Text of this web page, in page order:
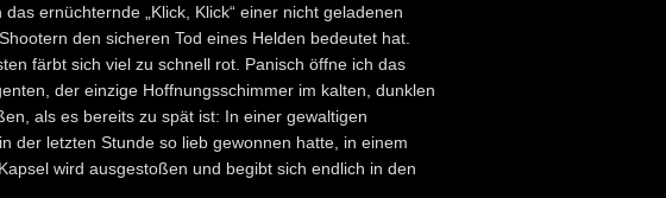
ernüchternde „Klick, Klick“ einer nicht geladenen
den sicheren Tod eines Helden bedeutet hat.
färbt sich viel zu schnell rot. Panisch öffne ich das
der einzige Hoffnungsschimmer im kalten, dunklen
als es bereits zu spät ist: In einer gewaltigen
der letzten Stunde so lieb gewonnen hatte, in einem
wird ausgestoßen und begibt sich endlich in den